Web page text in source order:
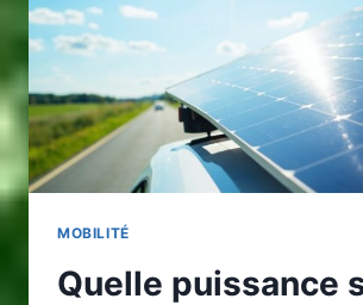
ÉCOLOGIQUE
MOBILITÉ
Quelle puissance